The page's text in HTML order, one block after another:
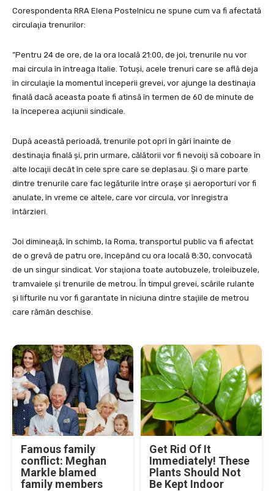
Corespondenta RRA Elena Postelnicu ne spune cum va fi afectată
circulaţia trenurilor:
”Pentru 24 de ore, de la ora locală 21:00, de joi, trenurile nu vor
mai circula în întreaga Italie. Totuşi, acele trenuri care se află deja
în circulaţie la momentul începerii grevei, vor ajunge la destinaţia
finală dacă aceasta poate fi atinsă în termen de 60 de minute de
la începerea acţiunii sindicale.
După această perioadă, trenurile pot opri în gări înainte de
destinaţia finală şi, prin urmare, călătorii vor fi nevoiţi să coboare în
alte locaţii decât în cele spre care se deplasau. Şi o mare parte
dintre trenurile care fac legăturile între oraşe şi aeroporturi vor fi
anulate, în vreme ce altele, care vor circula, vor înregistra
întârzieri.
Joi dimineaţă, în schimb, la Roma, transportul public va fi afectat
de o grevă de patru ore, începând cu ora locală 8:30, convocată
de un singur sindicat. Vor staţiona toate autobuzele, troleibuzele,
tramvaiele şi trenurile de metrou. În timpul grevei, scările rulante
şi lifturile nu vor fi garantate în niciuna dintre staţiile de metrou
care rămân deschise.
Famous family
conflict: Meghan
Markle blamed
family members
Get Rid Of It
Immediately! These
Plants Should Not
Be Kept Indoor